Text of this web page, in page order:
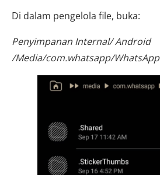
Di dalam pengelola file, buka:
Penyimpanan Internal/ Android
/Media/com.whatsapp/WhatsApp